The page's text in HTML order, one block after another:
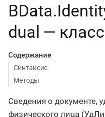
dual — класс
Содержание
Синтаксис
Методы
Сведения о документе,
физического лица